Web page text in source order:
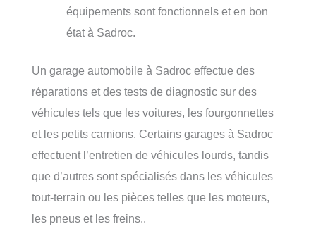
équipements sont fonctionnels et en bon
état à Sadroc.
Un garage automobile à Sadroc effectue des
réparations et des tests de diagnostic sur des
véhicules tels que les voitures, les fourgonnettes
et les petits camions. Certains garages à Sadroc
effectuent l’entretien de véhicules lourds, tandis
que d’autres sont spécialisés dans les véhicules
tout-terrain ou les pièces telles que les moteurs,
les pneus et les freins..